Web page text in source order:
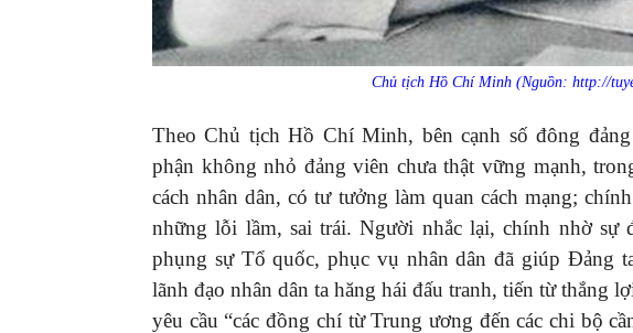
Chủ tịch Hồ Chí Minh (Nguồn: http://
Theo Chủ tịch Hồ Chí Minh, bên cạnh số đông
phận không nhỏ đảng viên chưa thật vững mạnh,
cách nhân dân, có tư tưởng làm quan cách mạng;
những lỗi lầm, sai trái. Người nhắc lại, chính nhờ sự
phụng sự Tổ quốc, phục vụ nhân dân đã giúp Đảng
lãnh đạo nhân dân ta hăng hái đấu tranh, tiến từ thắng
yêu cầu “các đồng chí từ Trung ương đến các chi bộ